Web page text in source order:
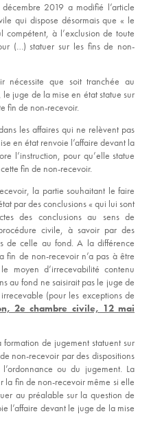
2019 a modifié l’article
qui dispose désormais que « le
à l’exclusion de toute
(…) statuer sur les fins de non-
nécessite que soit tranchée au
juge de la mise en état statue sur
fin de non-recevoir.
les affaires qui ne relèvent pas
en état renvoie l’affaire devant la
l’instruction, pour qu’elle statue
fin de non-recevoir.
la partie souhaitant le faire
par des conclusions « qui lui sont
des conclusions au sens de
civile, à savoir par des
de celle au fond. A la différence
fin de non-recevoir n’a pas à être
moyen d’irrecevabilité contenu
au fond ne saisirait pas le juge de
(pour les exceptions de
2e chambre civile, 12 mai
de jugement statuent sur
non-recevoir par des dispositions
ou du jugement. La
la fin de non-recevoir même si elle
au préalable sur la question de
l’affaire devant le juge de la mise